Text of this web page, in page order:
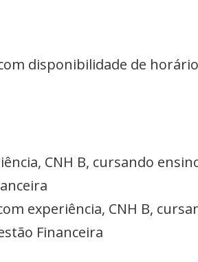
disponibilidade de
CNH B, cursando
experiência, CNH B,
Financeira